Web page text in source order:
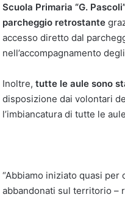
Scuola Primaria “G.
parcheggio retrostante
accesso diretto dal
nell’accompagnamento
Inoltre, tutte le aule sono
disposizione dai volontari
l’imbiancatura di tutte le
“Abbiamo iniziato quasi
abbandonati sul territorio –